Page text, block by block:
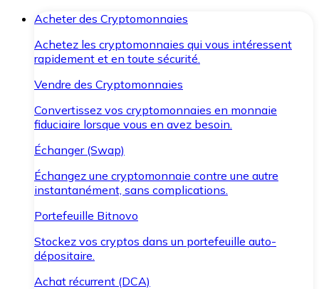
Acheter des Cryptomonnaies
Achetez les cryptomonnaies qui vous intéressent
rapidement et en toute sécurité.
Vendre des Cryptomonnaies
Convertissez vos cryptomonnaies en monnaie
fiduciaire lorsque vous en avez besoin.
Échanger (Swap)
Échangez une cryptomonnaie contre une autre
instantanément, sans complications.
Portefeuille Bitnovo
Stockez vos cryptos dans un portefeuille auto-
dépositaire.
Achat récurrent (DCA)